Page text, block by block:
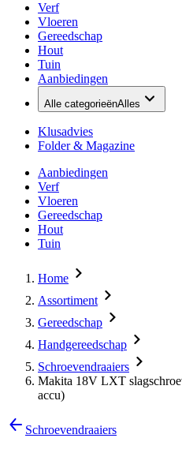
Verf
Vloeren
Gereedschap
Hout
Tuin
Aanbiedingen
Alle categorieënAlles
Klusadvies
Folder & Magazine
Aanbiedingen
Verf
Vloeren
Gereedschap
Hout
Tuin
Home
Assortiment
Gereedschap
Handgereedschap
Schroevendraaiers
Makita 18V LXT
accu)
Schroevendraaiers